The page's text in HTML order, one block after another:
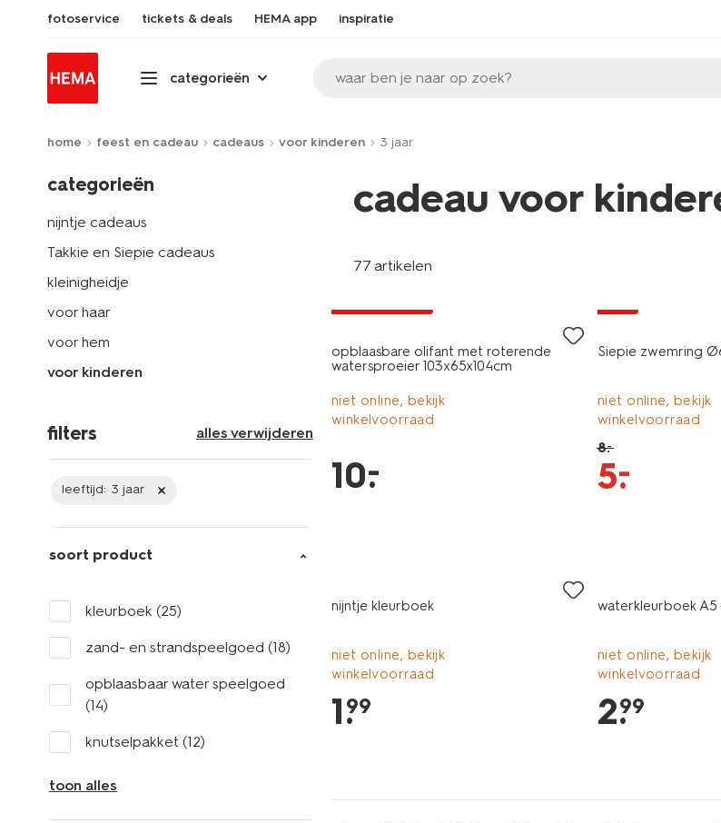
fotoservice tickets & deals HEMA app inspiratie
categorieën waar ben je naar op zoek?
home feest en cadeau cadeaus voor kinderen 3 jaar
categorieën
nijntje cadeaus
Takkie en Siepie cadeaus
kleinigheidje
voor haar
voor hem
voor kinderen
filters alles verwijderen
leeftijd: 3 jaar
soort product
kleurboek (25)
zand- en strandspeelgoed (18)
opblaasbaar water speelgoed
(14)
knutselpakket (12)
toon alles
cadeau voor
77 artikelen
opblaasbare olifant met roterende
watersproeier 103x65x104cm
niet online, bekijk
winkelvoorraad
10.
–
Siepie zwemring
niet online, bekijk
winkelvoorraad
8.–
5.
–
nijntje kleurboek
niet online, bekijk
winkelvoorraad
1.
99
waterkleurboek A5
niet online, bekijk
winkelvoorraad
2.
99